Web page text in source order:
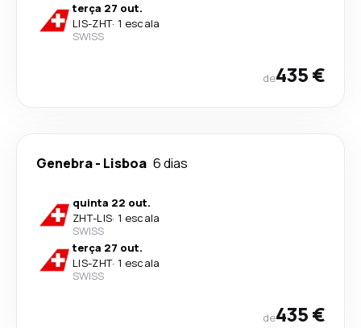
terça 27 out.
LIS-ZHT· 1 escala
SWISS
de435 €
Genebra- Lisboa 6 dias
quinta 22 out.
ZHT-LIS· 1 escala
SWISS
terça 27 out.
LIS-ZHT· 1 escala
SWISS
de435 €